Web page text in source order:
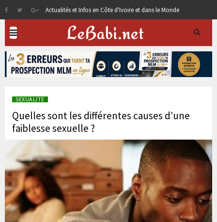
Actualités et Infos en Côte d'Ivoire et dans le Monde
SEXUALITE
Quelles sont les différentes causes d’une
faiblesse sexuelle ?